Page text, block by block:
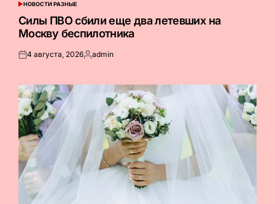
ОПУБЛИКОВАНО
В
НОВОСТИ РАЗНЫЕ
Силы ПВО сбили еще два летевших на
Москву беспилотника
Опубликовано
4 августа, 2026Запись
admin